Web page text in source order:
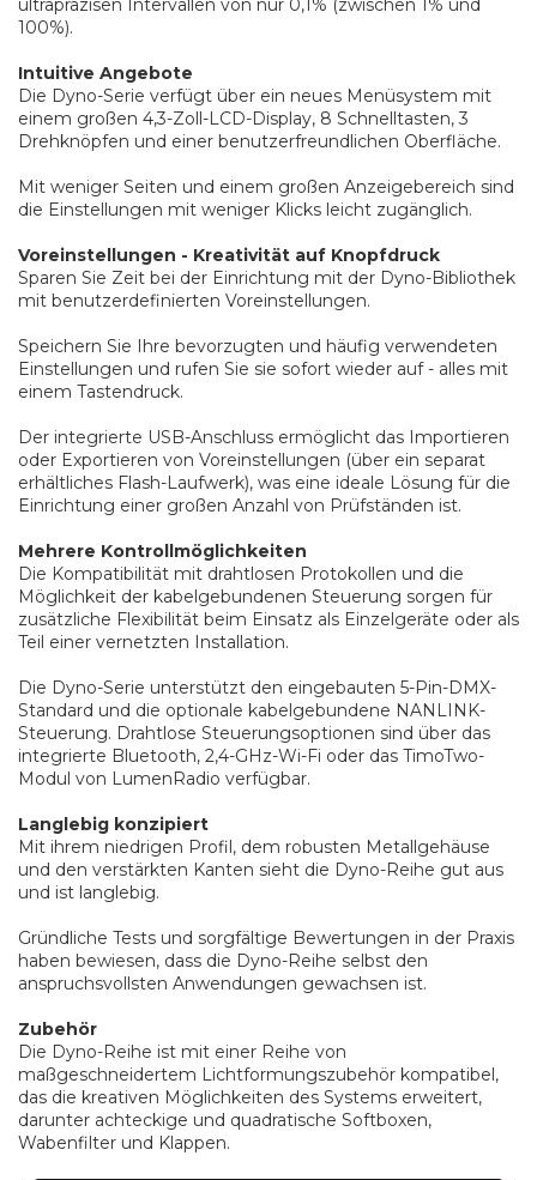
ultrapräzisen Intervallen von nur 0,1% (zwischen 1% und
100%).
Intuitive Angebote
Die Dyno-Serie verfügt über ein neues Menüsystem mit
einem großen 4,3-Zoll-LCD-Display, 8 Schnelltasten, 3
Drehknöpfen und einer benutzerfreundlichen Oberfläche.
Mit weniger Seiten und einem großen Anzeigebereich sind
die Einstellungen mit weniger Klicks leicht zugänglich.
Voreinstellungen - Kreativität auf Knopfdruck
Sparen Sie Zeit bei der Einrichtung mit der Dyno-Bibliothek
mit benutzerdefinierten Voreinstellungen.
Speichern Sie Ihre bevorzugten und häufig verwendeten
Einstellungen und rufen Sie sie sofort wieder auf - alles mit
einem Tastendruck.
Der integrierte USB-Anschluss ermöglicht das Importieren
oder Exportieren von Voreinstellungen (über ein separat
erhältliches Flash-Laufwerk), was eine ideale Lösung für die
Einrichtung einer großen Anzahl von Prüfständen ist.
Mehrere Kontrollmöglichkeiten
Die Kompatibilität mit drahtlosen Protokollen und die
Möglichkeit der kabelgebundenen Steuerung sorgen für
zusätzliche Flexibilität beim Einsatz als Einzelgeräte oder als
Teil einer vernetzten Installation.
Die Dyno-Serie unterstützt den eingebauten 5-Pin-DMX-
Standard und die optionale kabelgebundene NANLINK-
Steuerung. Drahtlose Steuerungsoptionen sind über das
integrierte Bluetooth, 2,4-GHz-Wi-Fi oder das TimoTwo-
Modul von LumenRadio verfügbar.
Langlebig konzipiert
Mit ihrem niedrigen Profil, dem robusten Metallgehäuse
und den verstärkten Kanten sieht die Dyno-Reihe gut aus
und ist langlebig.
Gründliche Tests und sorgfältige Bewertungen in der Praxis
haben bewiesen, dass die Dyno-Reihe selbst den
anspruchsvollsten Anwendungen gewachsen ist.
Zubehör
Die Dyno-Reihe ist mit einer Reihe von
maßgeschneidertem Lichtformungszubehör kompatibel,
das die kreativen Möglichkeiten des Systems erweitert,
darunter achteckige und quadratische Softboxen,
Wabenfilter und Klappen.